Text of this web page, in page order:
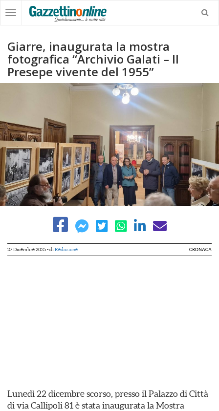
Giarre, inaugurata la mostra
fotografica “Archivio Galati – Il
Presepe vivente del 1955”
27 Dicembre 2025- di Redazione CRONACA
Lunedì 22 dicembre scorso, presso il Palazzo di Città
di via Callipoli 81 è stata inaugurata la Mostra